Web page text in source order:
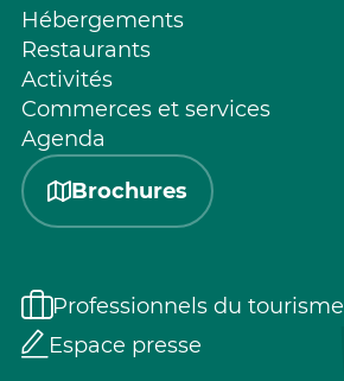
Hébergements
Restaurants
Activités
Commerces et services
Agenda
Brochures
Professionnels du tourisme
Espace presse